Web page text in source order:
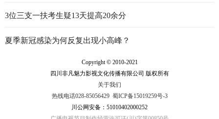
3位三支一扶考生疑13天提高20余分
夏季新冠感染为何反复出现小高峰？
Copyright © 2010-2021
四川非凡魅力影视文化传播有限公司 版权所有
关于我们
热线电话028-85056429 蜀ICP备15019259号-3
川公网安备：51010402000252